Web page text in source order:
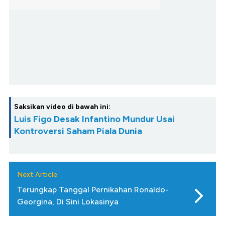
Saksikan video di bawah ini:
Luis Figo Desak Infantino Mundur Usai
Kontroversi Saham Piala Dunia
Next Article
Terungkap Tanggal Pernikahan Ronaldo-
Georgina, Di Sini Lokasinya